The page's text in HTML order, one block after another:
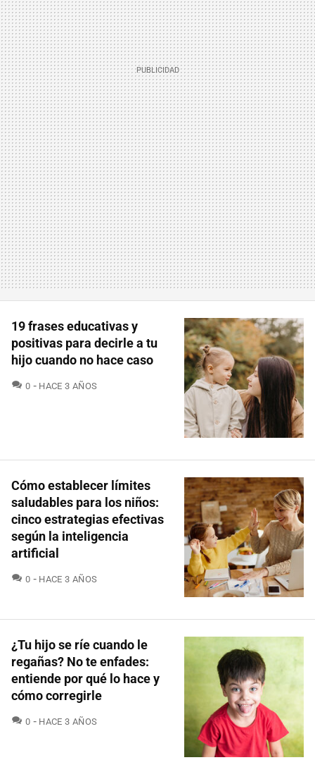
19 frases educativas y
positivas para decirle a tu
hijo cuando no hace caso
0 COMENTARIOS
HACE 3 AÑOS
Cómo establecer límites
saludables para los niños:
cinco estrategias efectivas
según la inteligencia
artificial
0 COMENTARIOS
HACE 3 AÑOS
¿Tu hijo se ríe cuando le
regañas? No te enfades:
entiende por qué lo hace y
cómo corregirle
0 COMENTARIOS
HACE 3 AÑOS